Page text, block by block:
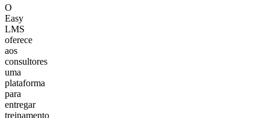
O
Easy
LMS
oferece
aos
consultores
uma
plataforma
para
entregar
treinamento